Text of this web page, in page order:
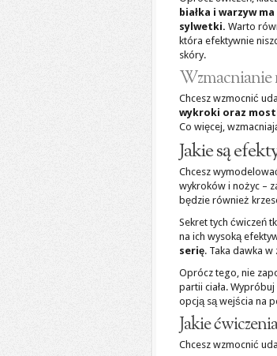
białka i warzyw
sylwetki. Warto
która efektywnie
skóry.
Wzmacnianie
Chcesz wzmocnić
wykroki oraz
Co więcej,
Jakie są
Chcesz
wykroków i nożyc –
będzie również
Sekret tych ćwiczeń
na ich wysoką
serię. Taka dawka
Oprócz tego, nie
partii ciała.
opcją są wejścia na
Jakie
Chcesz wzmocnić